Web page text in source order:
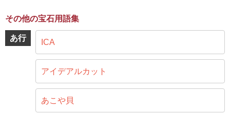
その他の宝石用語集
あ行 ICA
アイデアルカット
あこや貝